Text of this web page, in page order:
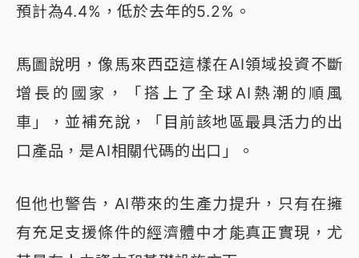
預計為4.4%，低於去年的5.2%。
馬圖說明，像馬來西亞這樣在AI領域投資不斷
增長的國家，「搭上了全球AI熱潮的順風
車」，並補充說，「目前該地區最具活力的出
口產品，是AI相關代碼的出口」。
但他也警告，AI帶來的生產力提升，只有在擁
有充足支援條件的經濟體中才能真正實現，尤